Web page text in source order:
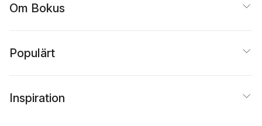
Om Bokus
Populärt
Inspiration